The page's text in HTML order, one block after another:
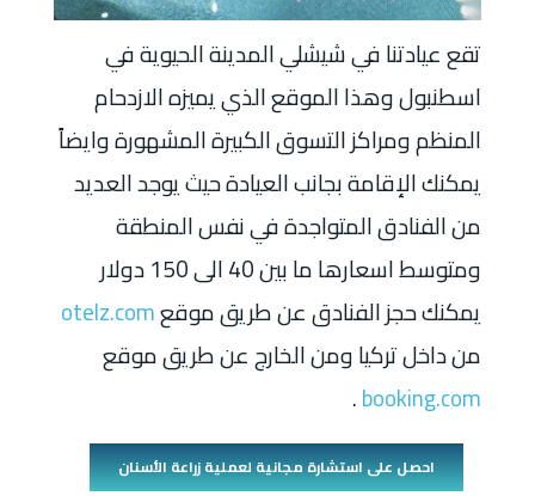
تقع عيادتنا في شيشلي المدينة الحيوية في
اسطنبول وهذا الموقع الذي يميزه الازدحام
المنظم ومراكز التسوق الكبيرة المشهورة وايضاً
يمكنك الإقامة بجانب العيادة حيث يوجد العديد
من الفنادق المتواجدة في نفس المنطقة
ومتوسط اسعارها ما بين 40 الى 150 دولار
يمكنك حجز الفنادق عن طريق موقعotelz.com
من داخل تركيا ومن الخارج عن طريق موقع
booking.com
.
احصل على استشارة مجانية لعملية زراعة الأسنان